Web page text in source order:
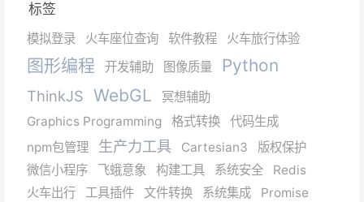
标签
模拟登录 火车座位查询 软件教程 火车旅行体验
图形编程 开发辅助 图像质量 Python
ThinkJS WebGL
冥想辅助
Graphics Programming
格式转换
代码生成
npm包管理
生产力工具 Cartesian3
版权保护
微信小程序
飞蛾意象 构建工具 系统安全
Redis
火车出行
工具插件 文件转换 系统集成
Promise